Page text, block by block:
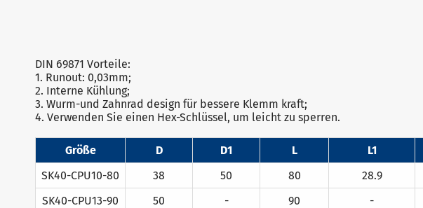
DIN 69871 Vorteile:
1. Runout: 0,03mm;
2. Interne Kühlung;
3. Wurm-und Zahnrad design für bessere Klemm kraft;
4. Verwenden Sie einen Hex-Schlüssel, um leicht zu sperren.
Größe D D1 L L1
SK40-CPU10-80
38 50 80 28.9
SK40-CPU13-90
50 - 90 -